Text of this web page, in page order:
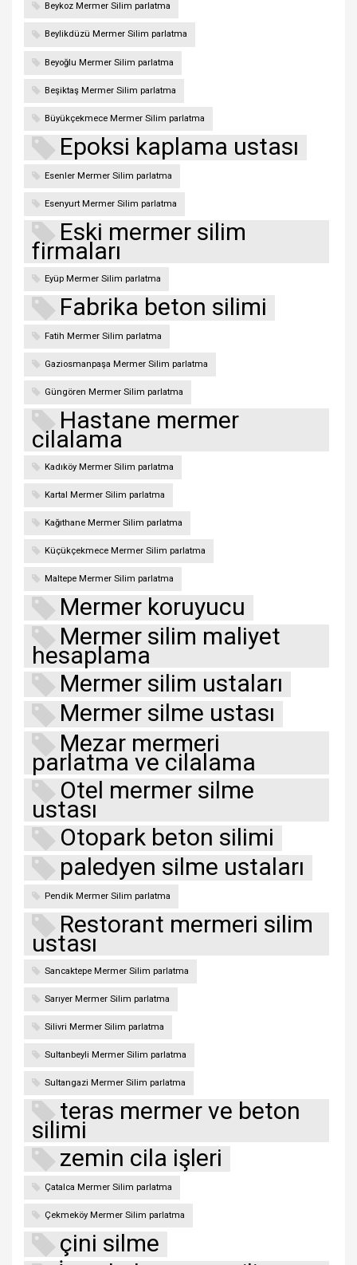
Beykoz Mermer Silim parlatma
Beylikdüzü Mermer Silim parlatma
Beyoğlu Mermer Silim parlatma
Beşiktaş Mermer Silim parlatma
Büyükçekmece Mermer Silim parlatma
Epoksi kaplama ustası
Esenler Mermer Silim parlatma
Esenyurt Mermer Silim parlatma
Eski mermer silim
firmaları
Eyüp Mermer Silim parlatma
Fabrika beton silimi
Fatih Mermer Silim parlatma
Gaziosmanpaşa Mermer Silim parlatma
Güngören Mermer Silim parlatma
Hastane mermer
cilalama
Kadıköy Mermer Silim parlatma
Kartal Mermer Silim parlatma
Kağıthane Mermer Silim parlatma
Küçükçekmece Mermer Silim parlatma
Maltepe Mermer Silim parlatma
Mermer koruyucu
Mermer silim maliyet
hesaplama
Mermer silim ustaları
Mermer silme ustası
Mezar mermeri
parlatma ve cilalama
Otel mermer silme
ustası
Otopark beton silimi
paledyen silme ustaları
Pendik Mermer Silim parlatma
Restorant mermeri silim
ustası
Sancaktepe Mermer Silim parlatma
Sarıyer Mermer Silim parlatma
Silivri Mermer Silim parlatma
Sultanbeyli Mermer Silim parlatma
Sultangazi Mermer Silim parlatma
teras mermer ve beton
silimi
zemin cila işleri
Çatalca Mermer Silim parlatma
Çekmeköy Mermer Silim parlatma
çini silme